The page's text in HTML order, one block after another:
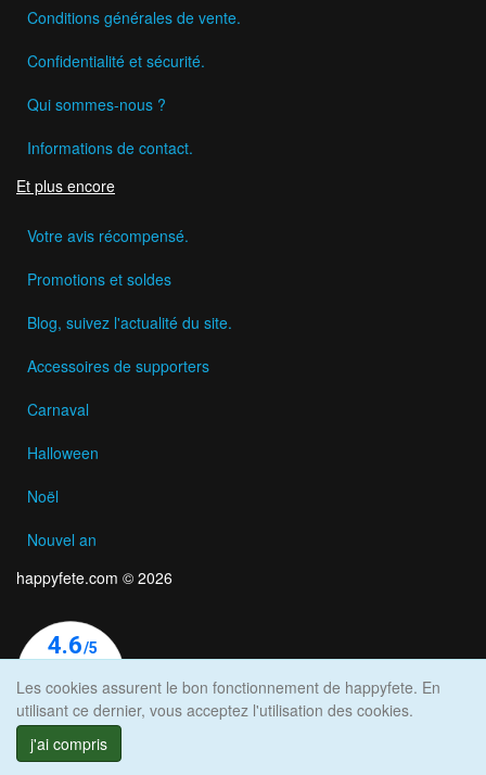
Conditions générales de vente.
Confidentialité et sécurité.
Qui sommes-nous ?
Informations de contact.
Et plus encore
Votre avis récompensé.
Promotions et soldes
Blog, suivez l'actualité du site.
Accessoires de supporters
Carnaval
Halloween
Noël
Nouvel an
happyfete.com © 2026
Les cookies assurent le bon fonctionnement de happyfete. En
utilisant ce dernier, vous acceptez l'utilisation des cookies.
j'ai compris